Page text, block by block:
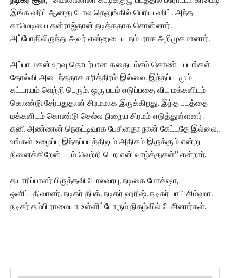
இங்க ஹிட் ஆனது போல தெலுங்கில் பெரிய ஹிட். அந்த
காமெடியை தன்ராஜ்தான் நடித்ததாக சொன்னார்.
அப்போதிலிருந்து அவர் என்னுடைய நம்பராக அறிமுகமானார்.
அப்பா மகன் உறவு தொடர்பான கதையம்சம் கொண்ட படங்கள்
தோல்வி அடைந்ததாக சரித்திரம் இல்லை. இந்தப்படமும்
கட்டாயம் வெற்றி பெரும். ஒரு படம் எடுப்பதை விட மக்களிடம்
கொண்டு சேர்பதுதான் சிரமமாக இருக்கிறது. இந்த படத்தை
மக்களிடம் கொண்டு செல்ல நிறைய சிரமம் எடுத்துள்ளனர்.
கனி அண்ணன் நெகட்டிவாக பேசினதா நான் கேட்டதே இல்லை..
உங்கள் உழைப்பு இந்தப்படத்திலும் அதிகம் இருக்கும் என்று
நினைக்கிறேன் படம் வெற்றி பெற என் வாழ்த்துகள்” என்றார்.
தயாரிப்பாளர் பிருத்தவி போலவரபு, நடிகை மோக்‌ஷா,
ஒளிப்பதிவாளர், நடிகர் தீபக், நடிகர் ஹரிஷ், நடிகர் பாபி சிம்ஹா.
நடிகர் தம்பி ராமையா உள்ளிட்டோரும் நிகழ்வில் பேசினார்கள்.